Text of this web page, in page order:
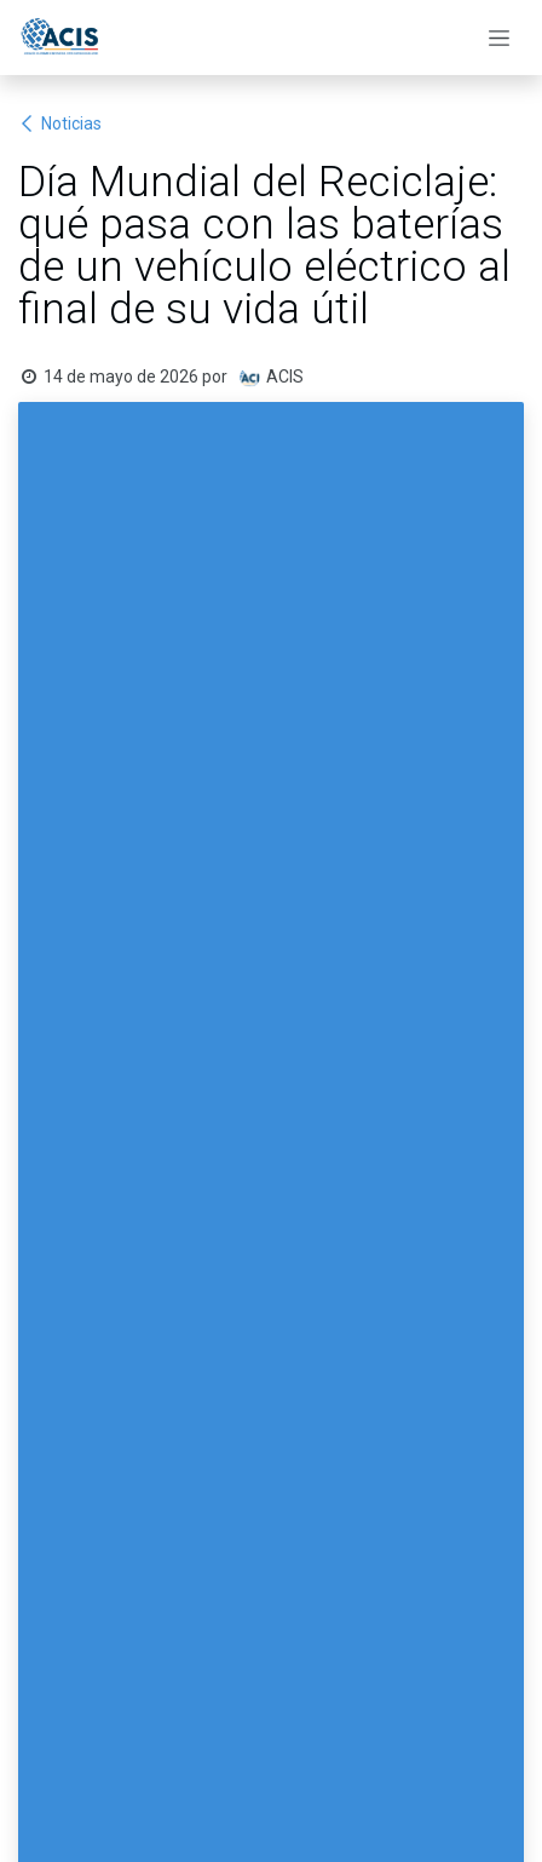
Noticias
Día Mundial del Reciclaje:
qué pasa con las baterías
de un vehículo eléctrico al
final de su vida útil
14 de mayo de 2026 por ACIS